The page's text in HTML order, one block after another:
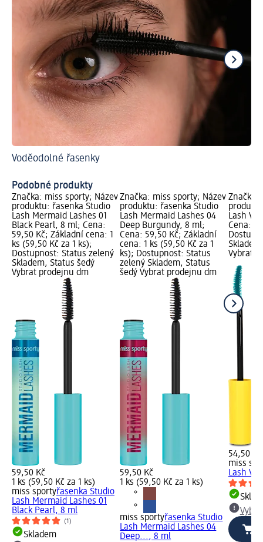
Voděodolné řasenky
Podobné produkty
Značka: miss sporty; Název
produktu: řasenka Studio
Lash Mermaid Lashes 01
Black Pearl, 8 ml; Cena:
59,50 Kč; Základní cena: 1
ks (59,50 Kč za 1 ks);
Dostupnost: Status zelený
Skladem, Status šedý
Vybrat prodejnu dm
59,50 Kč
1 ks (59,50 Kč za 1 ks)
miss sportyřasenka Studio
Lash Mermaid Lashes 01
Black Pearl, 8 ml
(1)
Skladem
Značka: miss sporty; Název
produktu: řasenka Studio
Lash Mermaid Lashes 04
Deep Burgundy, 8 ml;
Cena: 59,50 Kč; Základní
cena: 1 ks (59,50 Kč za 1
ks); Dostupnost: Status
zelený Skladem, Status
šedý Vybrat prodejnu dm
59,50 Kč
1 ks (59,50 Kč za 1 ks)
miss sportyřasenka Studio
Lash Mermaid Lashes 04
Deep..., 8 ml
Značka:
Lash
Cena:
Vybrat
54,50 Kč
miss
Lash